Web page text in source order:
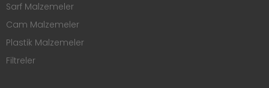
Sarf Malzemeler
Cam Malzemeler
Plastik Malzemeler
Filtreler